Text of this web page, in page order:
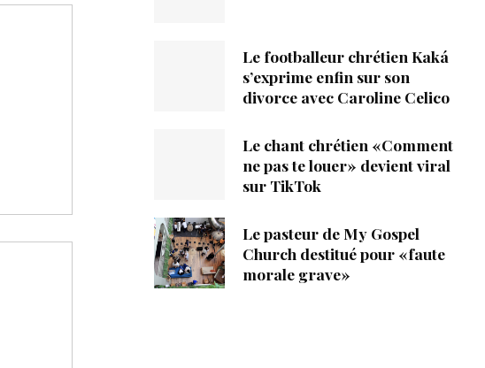
Le footballeur chrétien Kaká
s’exprime enfin sur son
divorce avec Caroline Celico
Le chant chrétien «Comment
ne pas te louer» devient viral
sur TikTok
Le pasteur de My Gospel
Church destitué pour «faute
morale grave»